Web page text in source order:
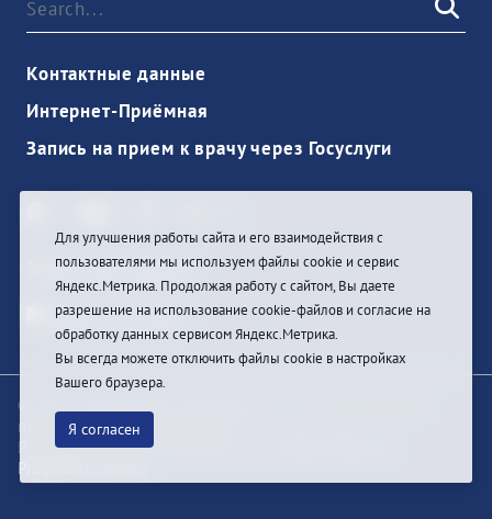
Контактные данные
Интернет-Приёмная
Запись на прием к врачу через Госуслуги
Ouvrir une session
© При цитировании информации с сайта ссылка на
первоисточник обязательна
Разработка и техподдержка сайта
Pragmatic Studio
Для улучшения работы сайта и его взаимодействия с
пользователями мы используем файлы cookie и сервис
Яндекс.Метрика. Продолжая работу с сайтом, Вы даете
разрешение на использование cookie-файлов и согласие на
обработку данных сервисом Яндекс.Метрика.
Вы всегда можете отключить файлы cookie в настройках
Вашего браузера.
Я согласен